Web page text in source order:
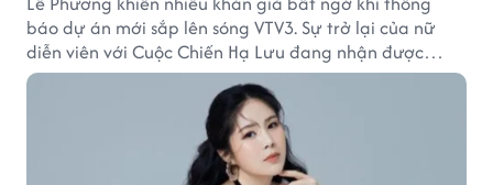
báo dự án mới sắp lên sóng VTV3. Sự trở lại của nữ
diễn viên với Cuộc Chiến Hạ Lưu đang nhận được
nhiều sự quan tâm.